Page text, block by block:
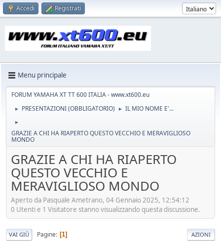
Accedi Registrati
Menu principale
FORUM YAMAHA XT TT 600 ITALIA - www.xt600.eu
► PRESENTAZIONI (OBBLIGATORIO) ► IL MIO NOME E'...
►
GRAZIE A CHI HA RIAPERTO QUESTO VECCHIO E MERAVIGLIOSO
MONDO
GRAZIE A CHI HA RIAPERTO
QUESTO VECCHIO E
MERAVIGLIOSO MONDO
Aperto da Pasquale Ametrano, 04 Gennaio 2025, 12:54:12
0 Utenti e 1 Visitatore stanno visualizzando questa discussione.
VAI GIÙ Pagine 1 AZIONI